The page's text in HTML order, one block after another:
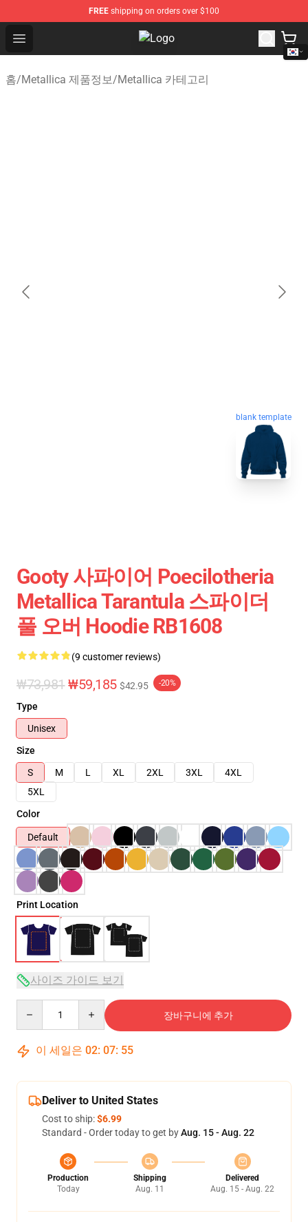
FREE shipping on orders over $100
Open menu Metallica Store - Official Metallica
홈/Metallica 제품정보/Metallica 카테고리
blank template
Gooty 사파이어 Poecilotheria
Metallica Tarantula 스파이더
풀 오버 Hoodie RB1608
(9 customer reviews)
₩73,981 ₩59,185 $42.95 -20%
Type
Unisex
Size
S
M L XL 2XL 3XL
4XL
5XL
Color
Default
Print Location
사이즈 가이드 보기
장바구니에 추가
이 세일은 02: 07: 54
Deliver to United States
Cost to ship:$6.99
Standard - Order today to get byAug. 15 - Aug. 22
Production
Today
Shipping
Aug. 11
Delivered
Aug. 15 - Aug. 22